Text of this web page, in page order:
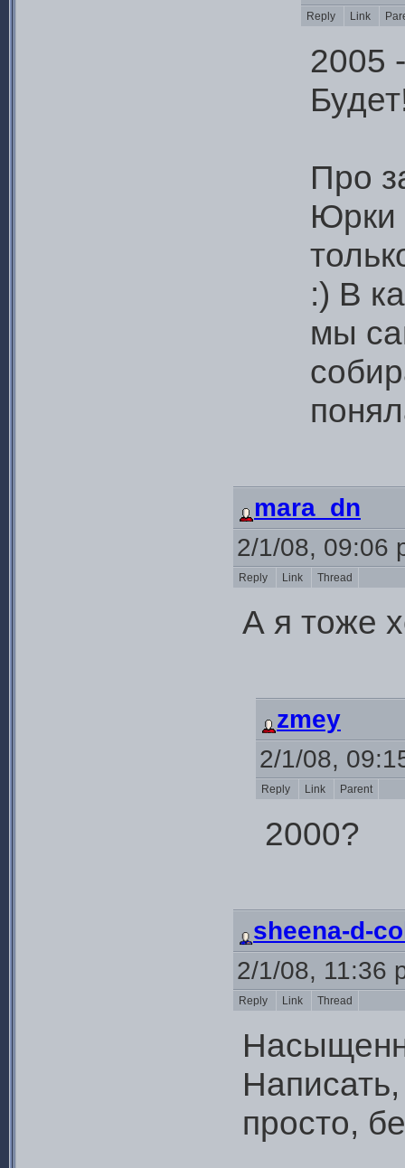
Reply Link
2005
Про
Юрки
:) В
мы
mara_dn
2/1/08, 09:06
Reply Link Thread
А я тоже
zmey
2/1/08,
Reply Link Parent
2000?
sheena-d-
2/1/08, 11:36
Reply Link Thread
просто,